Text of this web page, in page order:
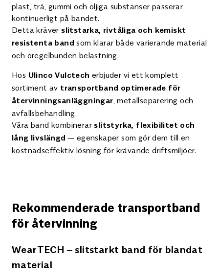
plast, trä, gummi och oljiga substanser passerar
kontinuerligt på bandet.
Detta kräver slitstarka, rivtåliga och kemiskt
resistenta band som klarar både varierande material
och oregelbunden belastning.
Hos Ulinco Vulctech erbjuder vi ett komplett
sortiment av transportband optimerade för
återvinningsanläggningar , metallseparering och
avfallsbehandling.
Våra band kombinerar slitstyrka, flexibilitet och
lång livslängd — egenskaper som gör dem till en
kostnadseffektiv lösning för krävande driftsmiljöer.
Rekommenderade transportband
för återvinning
WearTECH – slitstarkt band för blandat
material